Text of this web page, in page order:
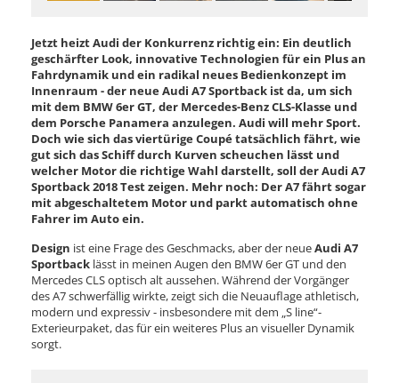
Jetzt heizt Audi der Konkurrenz richtig ein: Ein deutlich
geschärfter Look, innovative Technologien für ein Plus an
Fahrdynamik und ein radikal neues Bedienkonzept im
Innenraum - der neue Audi A7 Sportback ist da, um sich
mit dem BMW 6er GT, der Mercedes-Benz CLS-Klasse und
dem Porsche Panamera anzulegen. Audi will mehr Sport.
Doch wie sich das viertürige Coupé tatsächlich fährt, wie
gut sich das Schiff durch Kurven scheuchen lässt und
welcher Motor die richtige Wahl darstellt, soll der Audi A7
Sportback 2018 Test zeigen. Mehr noch: Der A7 fährt sogar
mit abgeschaltetem Motor und parkt automatisch ohne
Fahrer im Auto ein.
Design ist eine Frage des Geschmacks, aber der neueAudi A7
Sportback lässt in meinen Augen den BMW 6er GT und den
Mercedes CLS optisch alt aussehen. Während der Vorgänger
des A7 schwerfällig wirkte, zeigt sich die Neuauflage athletisch,
modern und expressiv - insbesondere mit dem „S line“-
Exterieurpaket, das für ein weiteres Plus an visueller Dynamik
sorgt.